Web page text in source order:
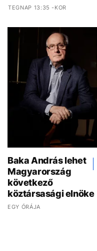
TEGNAP 13:35 -KOR
Baka András lehet
Magyarország
következő
köztársasági elnöke
EGY ÓRÁJA